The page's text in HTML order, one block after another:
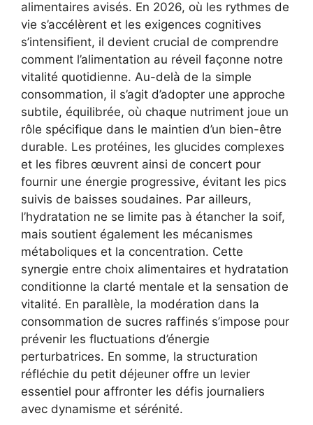
alimentaires avisés. En 2026, où les rythmes de
vie s’accélèrent et les exigences cognitives
s’intensifient, il devient crucial de comprendre
comment l’alimentation au réveil façonne notre
vitalité quotidienne. Au-delà de la simple
consommation, il s’agit d’adopter une approche
subtile, équilibrée, où chaque nutriment joue un
rôle spécifique dans le maintien d’un bien-être
durable. Les protéines, les glucides complexes
et les fibres œuvrent ainsi de concert pour
fournir une énergie progressive, évitant les pics
suivis de baisses soudaines. Par ailleurs,
l’hydratation ne se limite pas à étancher la soif,
mais soutient également les mécanismes
métaboliques et la concentration. Cette
synergie entre choix alimentaires et hydratation
conditionne la clarté mentale et la sensation de
vitalité. En parallèle, la modération dans la
consommation de sucres raffinés s’impose pour
prévenir les fluctuations d’énergie
perturbatrices. En somme, la structuration
réfléchie du petit déjeuner offre un levier
essentiel pour affronter les défis journaliers
avec dynamisme et sérénité.